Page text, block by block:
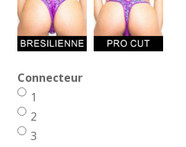
Connecteur
1
2
3